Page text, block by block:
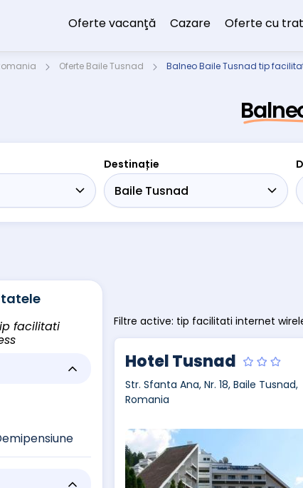
Oferte vacanţă Cazare Oferte cu
Oferte Baile Tusnad Balneo Baile Tusnad tip
Destinație
facilitati
Filtre active: tip facilitati internet
Hotel Tusnad
Str. Sfanta Ana, Nr. 18, Baile Tusnad,
Romania